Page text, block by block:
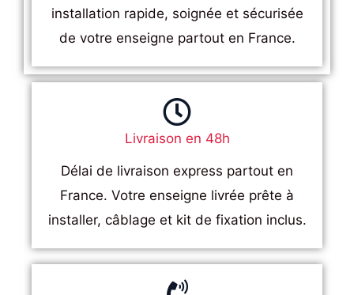
installation rapide, soignée et sécurisée
de votre enseigne partout en France.
Livraison en 48h
Délai de livraison express partout en
France. Votre enseigne livrée prête à
installer, câblage et kit de fixation inclus.